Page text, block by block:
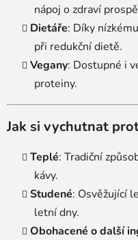
nápoj o zdraví
Dietáře: Díky
při redukční dietě.
Vegany: Dostupné i
proteiny.
Jak si vychutnat
Teplé: Tradiční
kávy.
Studené: Osvěžující
letní dny.
Obohacené o další